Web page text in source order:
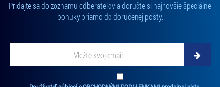
Pridajte sa do zoznamu odberateľov a doručte si najnovšie špeciálne
ponuky priamo do doručenej pošty.
Zadajte svoju e-mailovú adresu, na ktorú vám budeme zasielať